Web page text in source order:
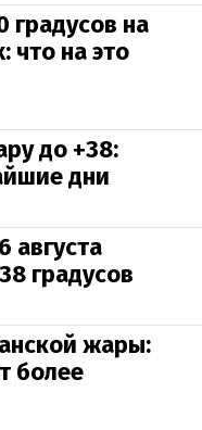
на
что на это
до +38:
дни
августа
градусов
жары:
более